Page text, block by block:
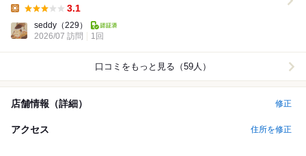
3.1
seddy （229）
2026/07 訪問
1回
口コミをもっと見る（59人）
店舗情報（詳細） 修正
アクセス 住所を修正